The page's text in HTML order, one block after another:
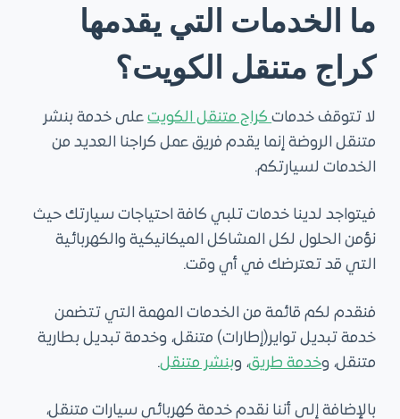
ما الخدمات التي يقدمها
كراج متنقل الكويت؟
لا تتوقف خدماتكراج متنقل الكويتعلى خدمة بنشر
متنقل الروضة إنما يقدم فريق عمل كراجنا العديد من
الخدمات لسيارتكم.
فيتواجد لدينا خدمات تلبي كافة احتياجات سيارتك حيث
نؤمن الحلول لكل المشاكل الميكانيكية والكهربائية
التي قد تعترضك في أي وقت.
فنقدم لكم قائمة من الخدمات المهمة التي تتضمن
خدمة تبديل تواير(إطارات) متنقل، وخدمة تبديل بطارية
متنقل، وخدمة طريق، وبنشر متنقل.
بالإضافة إلى أننا نقدم خدمة كهربائي سيارات متنقل،